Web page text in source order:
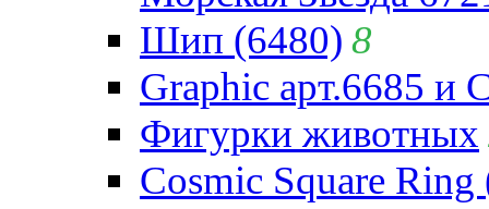
Шип (6480) 8
Graphic арт.6685 и
Фигурки животных
Cosmic Square Ring